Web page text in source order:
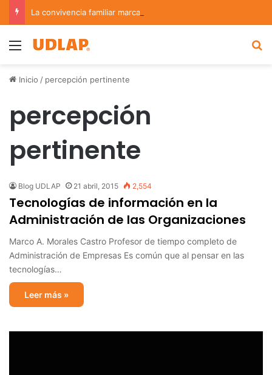
Menu
Inicio / percepción pertinente
percepción
pertinente
Blog UDLAP 21 abril, 2015 2,554
Tecnologías de información en la
Administración de las Organizaciones
Marco A. Morales Castro Profesor de tiempo completo de
Administración de Empresas Es común que al pensar en las
tecnologías…
Leer más »